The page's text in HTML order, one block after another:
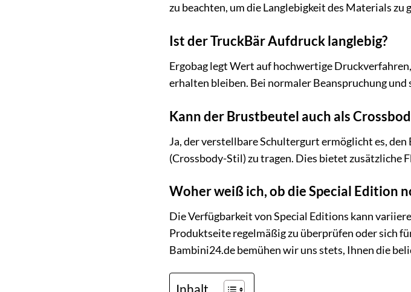
zu beachten, um die Langlebigkeit des Materials zu
Ist der TruckBär Aufdruck langlebig?
Ergobag legt Wert auf hochwertige
erhalten bleiben. Bei normaler Beanspruchung
Kann der Brustbeutel auch als
Ja, der verstellbare Schultergurt ermöglicht es,
(Crossbody-Stil) zu tragen. Dies bietet zusätzliche
Woher weiß ich, ob die Special Edition
Die Verfügbarkeit von Special Editions kann
Produktseite regelmäßig zu überprüfen oder sich
Bambini24.de bemühen wir uns stets, Ihnen die
Inhalt